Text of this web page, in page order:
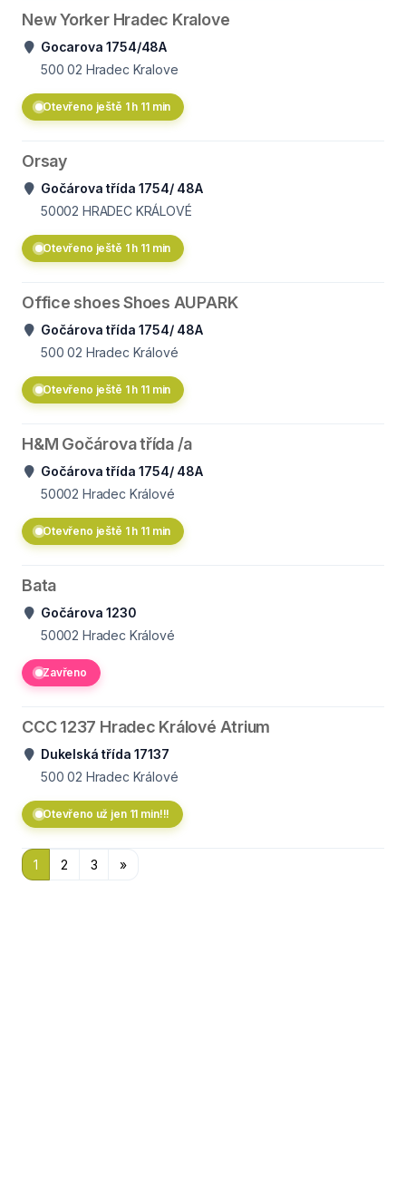
New Yorker Hradec Kralove
Gocarova 1754/48A
500 02 Hradec Kralove
Otevřeno ještě 1 h 11 min
Orsay
Gočárova třída 1754/ 48A
50002 HRADEC KRÁLOVÉ
Otevřeno ještě 1 h 11 min
Office shoes Shoes AUPARK
Gočárova třída 1754/ 48A
500 02 Hradec Králové
Otevřeno ještě 1 h 11 min
H&M Gočárova třída /a
Gočárova třída 1754/ 48A
50002 Hradec Králové
Otevřeno ještě 1 h 11 min
Bata
Gočárova 1230
50002 Hradec Králové
Zavřeno
CCC 1237 Hradec Králové Atrium
Dukelská třída 17137
500 02 Hradec Králové
Otevřeno už jen 11 min!!!
1 2 3 »